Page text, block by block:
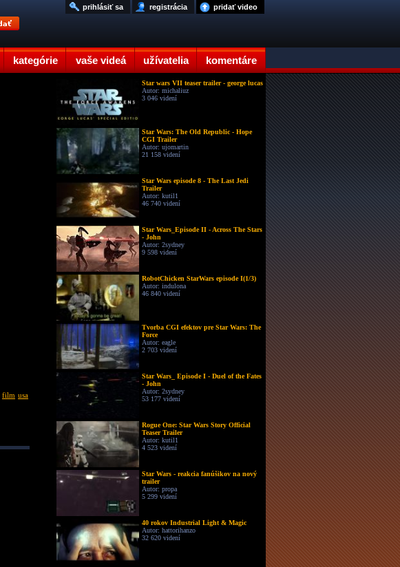
kategórie vaše videá užívatelia komentáre
pridať video
registrácia
prihlásiť sa
film usa
Star wars VII teaser trailer - george lucas
Autor: michaliuz
3 046 videní
Star Wars: The Old Republic - Hope
CGI Trailer
Autor: ujomartin
21 158 videní
Star Wars episode 8 - The Last Jedi
Trailer
Autor: kutil1
46 740 videní
Star Wars_Episode II - Across The Stars
- John
Autor: 2sydney
9 598 videní
RobotChicken StarWars episode I(1/3)
Autor: indulona
46 840 videní
Tvorba CGI efektov pre Star Wars: The
Force
Autor: eagle
2 703 videní
Star Wars_ Episode I - Duel of the Fates
- John
Autor: 2sydney
53 177 videní
Rogue One: Star Wars Story Official
Teaser Trailer
Autor: kutil1
4 523 videní
Star Wars - reakcia fanúšikov na nový
trailer
Autor: propa
5 299 videní
40 rokov Industrial Light & Magic
Autor: hattorihanzo
32 620 videní